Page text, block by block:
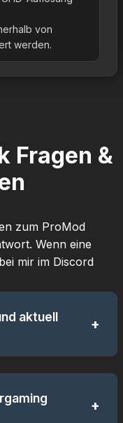
von
werden.
Fragen &
zum ProMod
Wenn eine
mir im Discord
aktuell
+
(oldskool.vip)
Mod
+